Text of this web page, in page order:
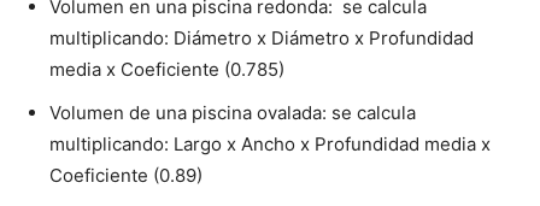
Volumen en una piscina redonda: se calcula
multiplicando: Diámetro x Diámetro x Profundidad
media x Coeficiente (0.785)
Volumen de una piscina ovalada: se calcula
multiplicando: Largo x Ancho x Profundidad media x
Coeficiente (0.89)